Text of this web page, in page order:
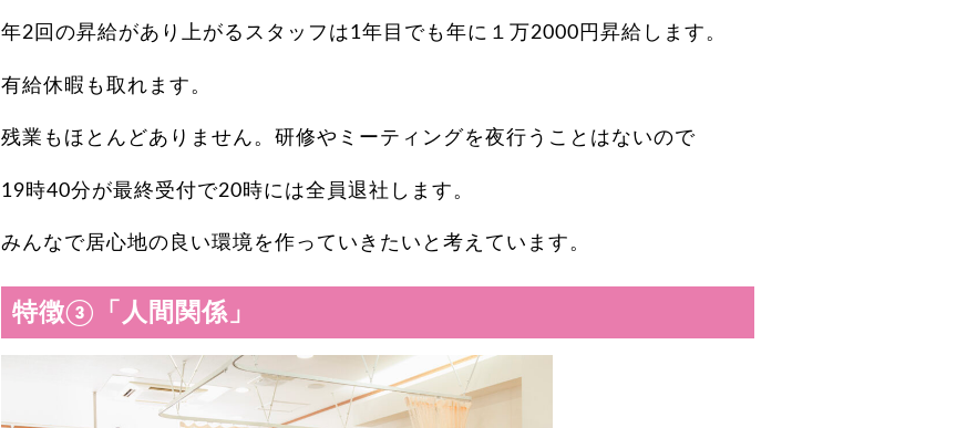
年2回の昇給があり上がるスタッフは1年目でも年に１万2000円昇給します。
有給休暇も取れます。
残業もほとんどありません。研修やミーティングを夜行うことはないので
19時40分が最終受付で20時には全員退社します。
みんなで居心地の良い環境を作っていきたいと考えています。
特徴③「人間関係」